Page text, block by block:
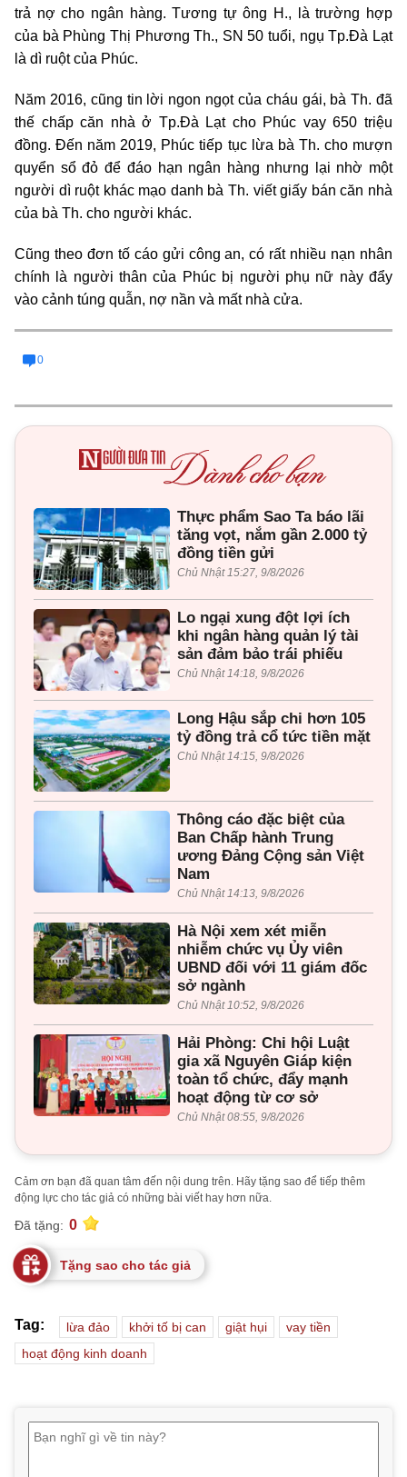
trả nợ cho ngân hàng. Tương tự ông H., là trường hợp
của bà Phùng Thị Phương Th., SN 50 tuổi, ngụ Tp.Đà Lạt
là dì ruột của Phúc.
Năm 2016, cũng tin lời ngon ngọt của cháu gái, bà Th. đã
thế chấp căn nhà ở Tp.Đà Lạt cho Phúc vay 650 triệu
đồng. Đến năm 2019, Phúc tiếp tục lừa bà Th. cho mượn
quyển sổ đỏ để đáo hạn ngân hàng nhưng lại nhờ một
người dì ruột khác mạo danh bà Th. viết giấy bán căn nhà
của bà Th. cho người khác.
Cũng theo đơn tố cáo gửi công an, có rất nhiều nạn nhân
chính là người thân của Phúc bị người phụ nữ này đẩy
vào cảnh túng quẫn, nợ nần và mất nhà cửa.
0
Thực phẩm Sao Ta báo lãi
tăng vọt, nắm gần 2.000 tỷ
đồng tiền gửi
Chủ Nhật 15:27, 9/8/2026
Lo ngại xung đột lợi ích
khi ngân hàng quản lý tài
sản đảm bảo trái phiếu
Chủ Nhật 14:18, 9/8/2026
Long Hậu sắp chi hơn 105
tỷ đồng trả cổ tức tiền mặt
Chủ Nhật 14:15, 9/8/2026
Thông cáo đặc biệt của
Ban Chấp hành Trung
ương Đảng Cộng sản Việt
Nam
Chủ Nhật 14:13, 9/8/2026
Hà Nội xem xét miễn
nhiễm chức vụ Ủy viên
UBND đối với 11 giám đốc
sở ngành
Chủ Nhật 10:52, 9/8/2026
Hải Phòng: Chi hội Luật
gia xã Nguyên Giáp kiện
toàn tổ chức, đẩy mạnh
hoạt động từ cơ sở
Chủ Nhật 08:55, 9/8/2026
Cảm ơn bạn đã quan tâm đến nội dung trên. Hãy tặng sao để tiếp thêm
động lực cho tác giả có những bài viết hay hơn nữa.
Đã tặng: 0
Tặng sao cho tác giả
Tag: lừa đảo khởi tố bị can giật hụi
vay tiền
hoạt động kinh doanh